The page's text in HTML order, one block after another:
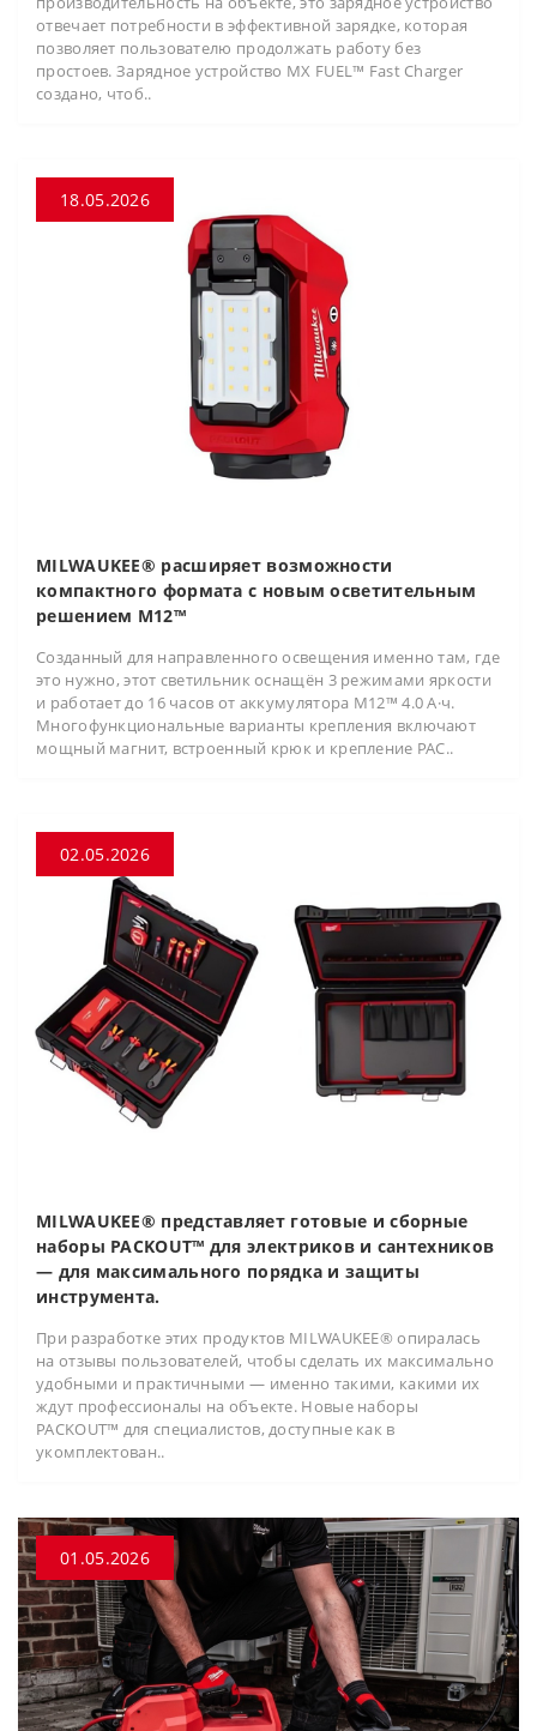
отвечает потребности в эффективной зарядке, которая
позволяет пользователю продолжать работу без
простоев. Зарядное устройство MX FUEL™ Fast Charger
создано, чтоб..
18.05.2026
MILWAUKEE® расширяет возможности
компактного формата с новым осветительным
решением M12™
Созданный для направленного освещения именно там, где
это нужно, этот светильник оснащён 3 режимами яркости
и работает до 16 часов от аккумулятора M12™ 4.0 А·ч.
Многофункциональные варианты крепления включают
мощный магнит, встроенный крюк и крепление PAC..
02.05.2026
MILWAUKEE® представляет готовые и сборные
наборы PACKOUT™ для электриков и сантехников
— для максимального порядка и защиты
инструмента.
При разработке этих продуктов MILWAUKEE® опиралась
на отзывы пользователей, чтобы сделать их максимально
удобными и практичными — именно такими, какими их
ждут профессионалы на объекте. Новые наборы
PACKOUT™ для специалистов, доступные как в
укомплектован..
01.05.2026